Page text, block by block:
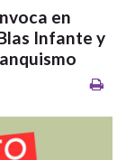
en
Infante y